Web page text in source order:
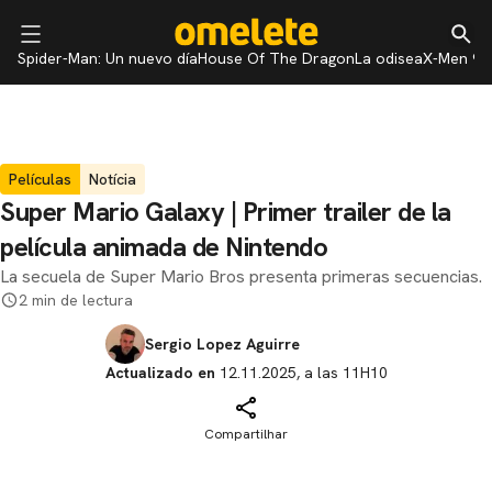
Spider-Man: Un nuevo díaHouse Of The DragonLa odiseaX-Men 97
Películas Notícia
Super Mario Galaxy | Primer trailer de la
película animada de Nintendo
La secuela de Super Mario Bros presenta primeras secuencias.
2 min de lectura
Sergio Lopez Aguirre
Actualizado en 12.11.2025, a las 11H10
Compartilhar